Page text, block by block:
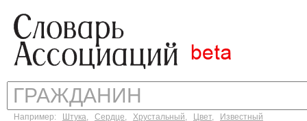
Например: Штука, Сердце, Хрустальный, Цвет, Известный